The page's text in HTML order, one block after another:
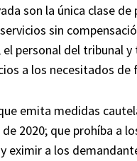
son la única clase
sin
personal del tribunal
a los necesitados
emita medidas
2020; que prohíba a
eximir a los